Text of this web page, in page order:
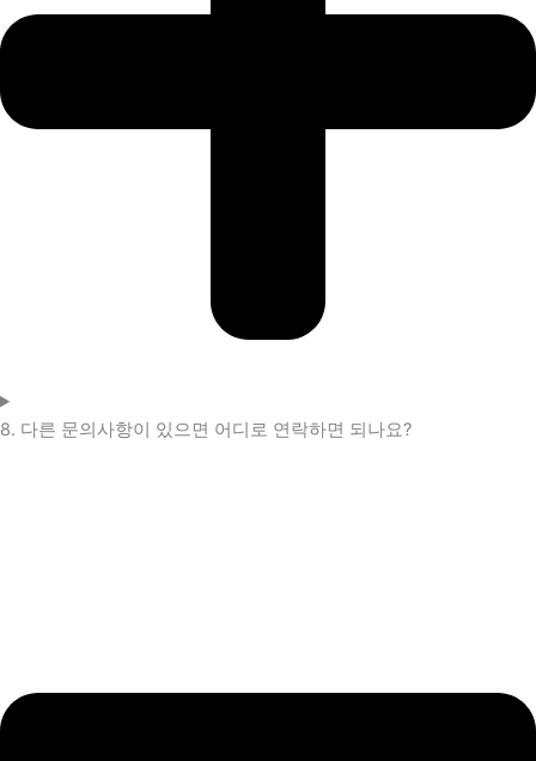
8. 다른 문의사항이 있으면 어디로 연락하면 되나요?